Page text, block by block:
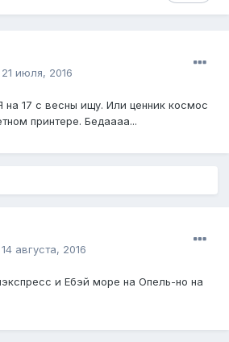
21 июля, 2016
на 17 с весны ищу. Или ценник космос
принтере. Бедаааа...
14 августа, 2016
и Ебэй море на Опель-но на